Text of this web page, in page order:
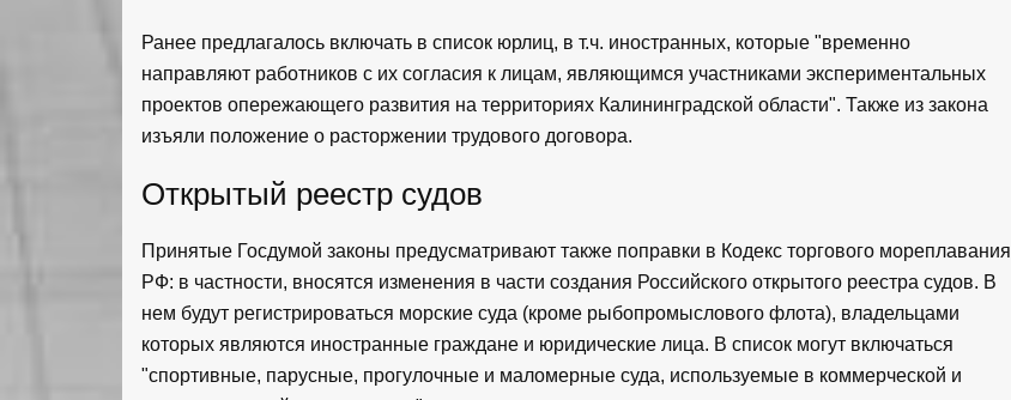
Ранее предлагалось включать в список юрлиц, в т.ч. иностранных, которые "временно
направляют работников с их согласия к лицам, являющимся участниками экспериментальных
проектов опережающего развития на территориях Калининградской области". Также из закона
изъяли положение о расторжении трудового договора.
Открытый реестр судов
Принятые Госдумой законы предусматривают также поправки в Кодекс торгового мореплавания
РФ: в частности, вносятся изменения в части создания Российского открытого реестра судов. В
нем будут регистрироваться морские суда (кроме рыбопромыслового флота), владельцами
которых являются иностранные граждане и юридические лица. В список могут включаться
"спортивные, парусные, прогулочные и маломерные суда, используемые в коммерческой и